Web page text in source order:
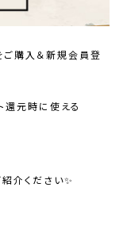
ご購入＆新規会員登
還元時に使える
介ください✨